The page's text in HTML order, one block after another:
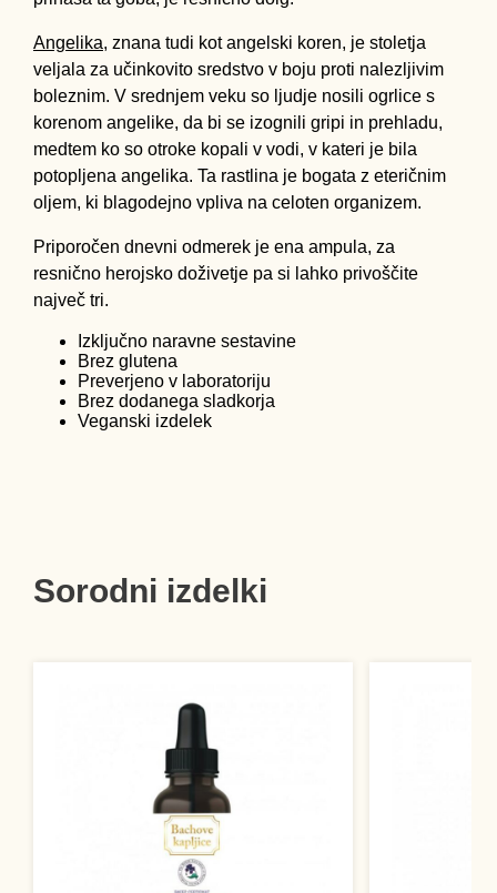
Angelika, znana tudi kot angelski koren, je stoletja
veljala za učinkovito sredstvo v boju proti nalezljivim
boleznim. V srednjem veku so ljudje nosili ogrlice s
korenom angelike, da bi se izognili gripi in prehladu,
medtem ko so otroke kopali v vodi, v kateri je bila
potopljena angelika. Ta rastlina je bogata z eteričnim
oljem, ki blagodejno vpliva na celoten organizem.
Priporočen dnevni odmerek je ena ampula, za
resnično herojsko doživetje pa si lahko privoščite
največ tri.
Izključno naravne sestavine
Brez glutena
Preverjeno v laboratoriju
Brez dodanega sladkorja
Veganski izdelek
Sorodni izdelki